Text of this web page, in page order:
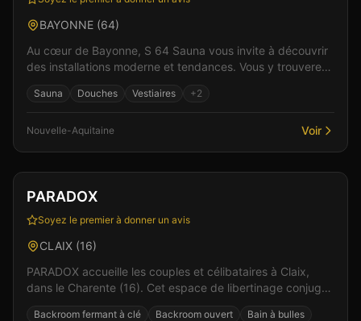
BAYONNE (64)
Au cœur de Bayonne, S 64 Sauna vous invite à découvrir
des installations moderne et tendances. Vous y trouverez
Sauna Douches Vestiaires +2
Nouvelle-Aquitaine Voir
Club Sauna +4
PARADOX
Soyez le premier à donner un avis
CLAIX (16)
PARADOX accueille les couples et célibataires à Claix,
dans le Charente (16). Cet espace de libertinage conjugue
Backroom fermant à clé Backroom ouvert
Bain à bulles